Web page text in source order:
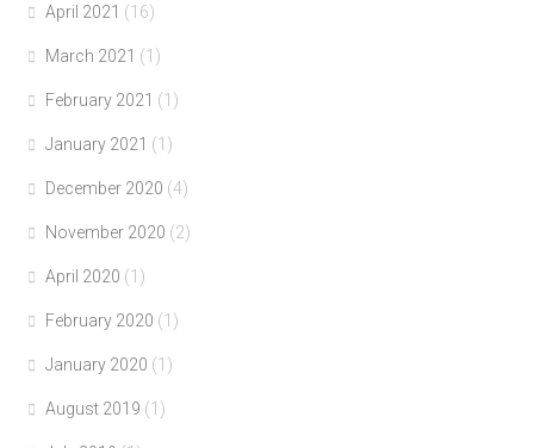
April 2021 (16)
March 2021 (1)
February 2021 (1)
January 2021 (1)
December 2020 (4)
November 2020 (2)
April 2020 (1)
February 2020 (1)
January 2020 (1)
August 2019 (1)